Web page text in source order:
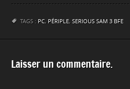
TAGS : PC, PÉRIPLE, SERIOUS SAM 3 BFE
Laisser un commentaire.